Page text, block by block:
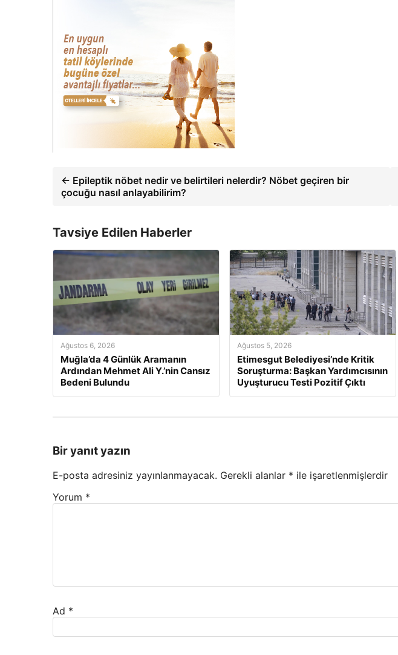
← Epileptik nöbet nedir ve belirtileri nelerdir? Nöbet geçiren bir
çocuğu nasıl anlayabilirim?
Tavsiye Edilen Haberler
Ağustos 6, 2026
Muğla’da 4 Günlük Aramanın
Ardından Mehmet Ali Y.’nin Cansız
Bedeni Bulundu
Ağustos 5, 2026
Etimesgut Belediyesi’nde Kritik
Soruşturma: Başkan Yardımcısının
Uyuşturucu Testi Pozitif Çıktı
Bir yanıt yazın
E-posta adresiniz yayınlanmayacak. Gerekli alanlar * ile işaretlenmişlerdir
Yorum *
Ad *